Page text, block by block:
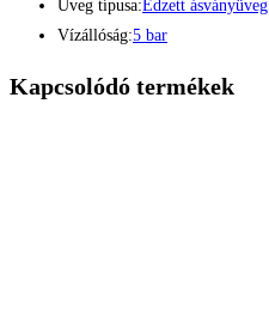
Üveg típusa:Edzett ásványüveg
Vízállóság:5 bar
Kapcsolódó termékek